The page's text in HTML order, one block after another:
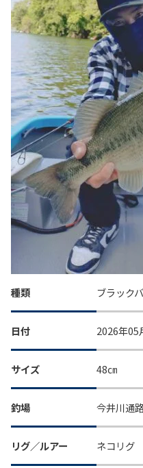
種類 ブラック
日付 2026年05
サイズ 48㎝
釣場 今井川通
リグ／ルアー ネコリ